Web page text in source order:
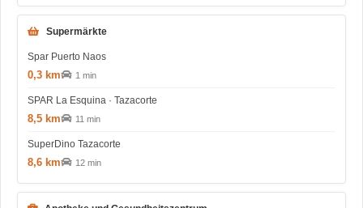
Supermärkte
Spar Puerto Naos
0,3 km 1 min
SPAR La Esquina · Tazacorte
8,5 km 11 min
SuperDino Tazacorte
8,6 km 12 min